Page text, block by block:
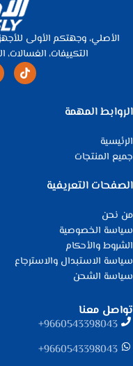
الأصلي، وجهتكم الأولى
التكييفات،
الروابط المهمة
الرئيسية
جميع المنتجات
الصفحات التعريفية
من نحن
سياسة الخصوصية
الشروط والأحكام
سياسة الاستبدال والاسترجاع
سياسة الشحن
تواصل معنا
9660543398043⁩+
9660543398043⁩+